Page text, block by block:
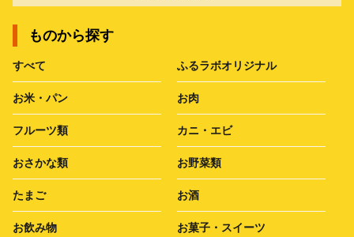
ものから探す
すべて ふるラボオリジナル
お米・パン お肉
フルーツ類 カニ・エビ
おさかな類 お野菜類
たまご お酒
お飲み物 お菓子・スイーツ